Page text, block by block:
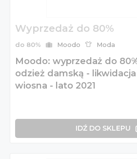
Wyprzedaż do 80%
do 80% Moodo Moda
Moodo: wyprzedaż do
odzież damską -
wiosna - lato 2021
IDŹ DO SKLEPU